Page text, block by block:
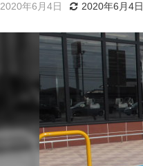
2020年6月4日 2020年6月4日